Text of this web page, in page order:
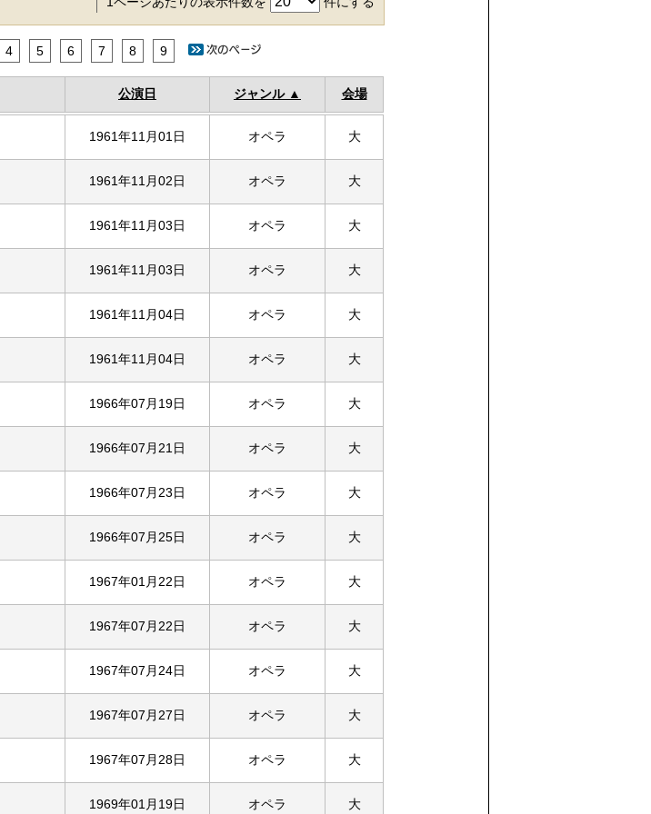
4 5 6 7 8 9
公演日 ジャンル 会場
1961年11月01日 オペラ 大
1961年11月02日 オペラ 大
1961年11月03日 オペラ 大
1961年11月03日 オペラ 大
1961年11月04日 オペラ 大
1961年11月04日 オペラ 大
1966年07月19日 オペラ 大
1966年07月21日 オペラ 大
1966年07月23日 オペラ 大
1966年07月25日 オペラ 大
1967年01月22日 オペラ 大
1967年07月22日 オペラ 大
1967年07月24日 オペラ 大
1967年07月27日 オペラ 大
1967年07月28日 オペラ 大
1969年01月19日 オペラ 大